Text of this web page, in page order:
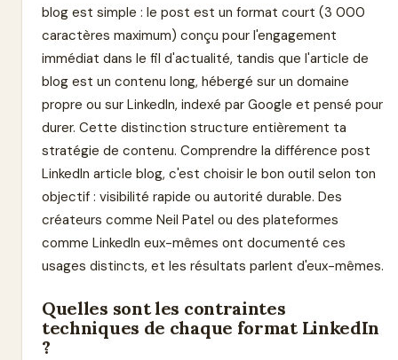
blog est simple : le post est un format court (3 000
caractères maximum) conçu pour l'engagement
immédiat dans le fil d'actualité, tandis que l'article de
blog est un contenu long, hébergé sur un domaine
propre ou sur LinkedIn, indexé par Google et pensé pour
durer. Cette distinction structure entièrement ta
stratégie de contenu. Comprendre la différence post
LinkedIn article blog, c'est choisir le bon outil selon ton
objectif : visibilité rapide ou autorité durable. Des
créateurs comme Neil Patel ou des plateformes
comme LinkedIn eux-mêmes ont documenté ces
usages distincts, et les résultats parlent d'eux-mêmes.
Quelles sont les contraintes
techniques de chaque format LinkedIn
?